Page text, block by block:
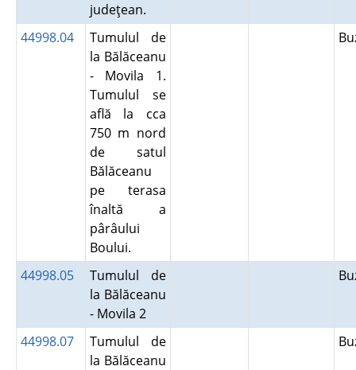
judeţean.
44998.04
Tumulul de
la Bălăceanu
- Movila 1.
Tumulul se
află la cca
750 m nord
de satul
Bălăceanu
pe terasa
înaltă a
pârâului
Boului.
44998.05
Tumulul de
la Bălăceanu
- Movila 2
44998.07
Tumulul de
la Bălăceanu